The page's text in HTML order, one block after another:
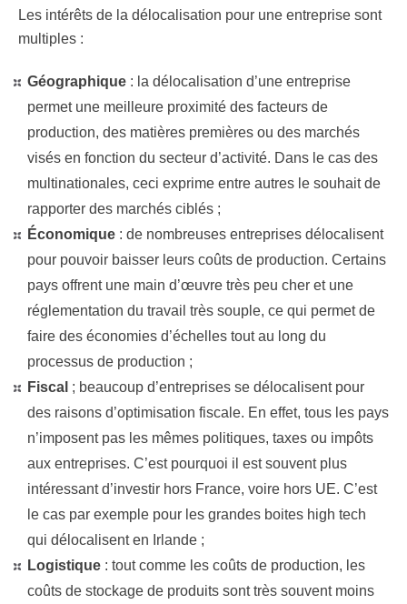
Les intérêts de la délocalisation pour une entreprise sont
multiples :
Géographique : la délocalisation d’une entreprise
permet une meilleure proximité des facteurs de
production, des matières premières ou des marchés
visés en fonction du secteur d’activité. Dans le cas des
multinationales, ceci exprime entre autres le souhait de
rapporter des marchés ciblés ;
Économique : de nombreuses entreprises délocalisent
pour pouvoir baisser leurs coûts de production. Certains
pays offrent une main d’œuvre très peu cher et une
réglementation du travail très souple, ce qui permet de
faire des économies d’échelles tout au long du
processus de production ;
Fiscal ; beaucoup d’entreprises se délocalisent pour
des raisons d’optimisation fiscale. En effet, tous les pays
n’imposent pas les mêmes politiques, taxes ou impôts
aux entreprises. C’est pourquoi il est souvent plus
intéressant d’investir hors France, voire hors UE. C’est
le cas par exemple pour les grandes boites high tech
qui délocalisent en Irlande ;
Logistique : tout comme les coûts de production, les
coûts de stockage de produits sont très souvent moins